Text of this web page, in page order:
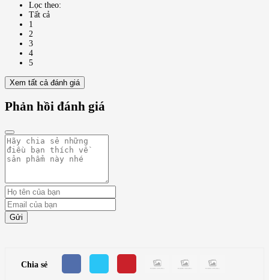
Lọc theo:
Tất cả
1
2
3
4
5
Xem tất cả đánh giá
Phản hồi đánh giá
Gửi
Chia sẻ